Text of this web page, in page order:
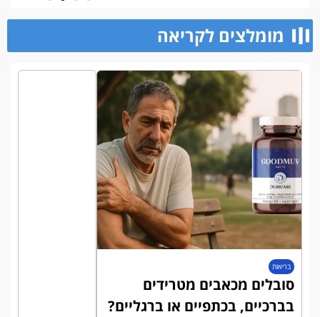
מומלצים לקריאה​
בריאות
סובלים מכאבים מטרידים
בברכיים, בכתפיים או ברגליים?